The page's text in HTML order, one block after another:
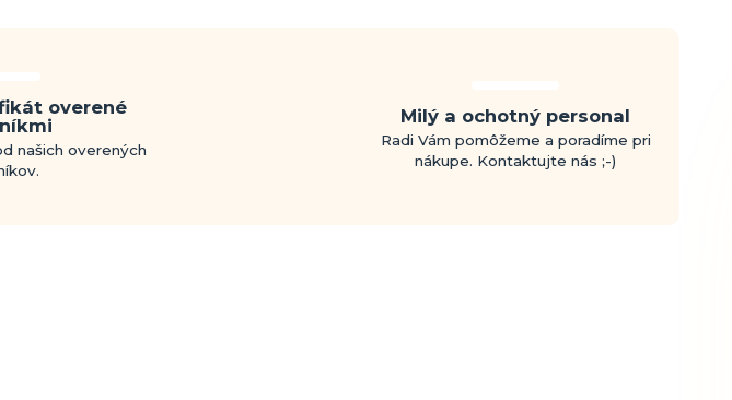
overené
našich overených
Milý a ochotný personal
Radi Vám pomôžeme a poradíme pri
nákupe. Kontaktujte nás ;-)